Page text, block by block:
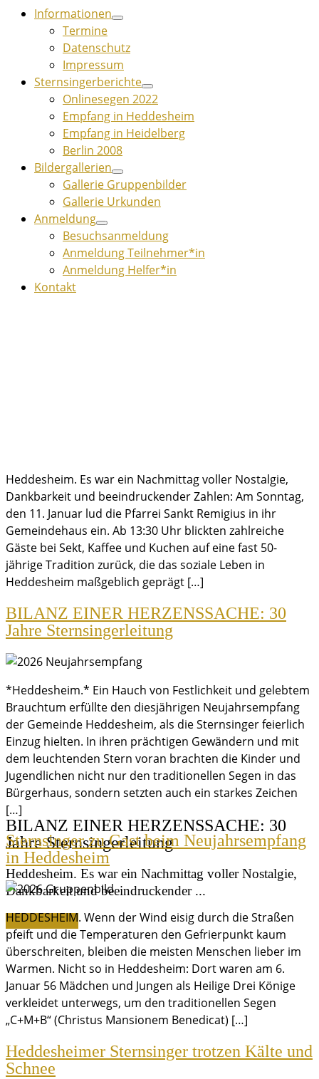
Informationen
Termine
Datenschutz
Impressum
Sternsingerberichte
Onlinesegen 2022
Empfang in Heddesheim
Empfang in Heidelberg
Berlin 2008
Bildergallerien
Gallerie Gruppenbilder
Gallerie Urkunden
Anmeldung
Besuchsanmeldung
Anmeldung Teilnehmer*in
Anmeldung Helfer*in
Kontakt
BILANZ EINER HERZENSSACHE: 30
Jahre Sternsingerleitung
Heddesheim. Es war ein Nachmittag voller Nostalgie,
Dankbarkeit und beeindruckender ...
Weiterlesen »
Heddesheim. Es war ein Nachmittag voller Nostalgie,
Dankbarkeit und beeindruckender Zahlen: Am Sonntag,
den 11. Januar lud die Pfarrei Sankt Remigius in ihr
Gemeindehaus ein. Ab 13:30 Uhr blickten zahlreiche
Gäste bei Sekt, Kaffee und Kuchen auf eine fast 50-
jährige Tradition zurück, die das soziale Leben in
Heddesheim maßgeblich geprägt […]
BILANZ EINER HERZENSSACHE: 30
Jahre Sternsingerleitung
*Heddesheim.* Ein Hauch von Festlichkeit und gelebtem
Brauchtum erfüllte den diesjährigen Neujahrsempfang
der Gemeinde Heddesheim, als die Sternsinger feierlich
Einzug hielten. In ihren prächtigen Gewändern und mit
dem leuchtenden Stern voran brachten die Kinder und
Jugendlichen nicht nur den traditionellen Segen in das
Bürgerhaus, sondern setzten auch ein starkes Zeichen
[…]
Sternsinger zu Gast beim Neujahrsempfang
in Heddesheim
HEDDESHEIM. Wenn der Wind eisig durch die Straßen
pfeift und die Temperaturen den Gefrierpunkt kaum
überschreiten, bleiben die meisten Menschen lieber im
Warmen. Nicht so in Heddesheim: Dort waren am 6.
Januar 56 Mädchen und Jungen als Heilige Drei Könige
verkleidet unterwegs, um den traditionellen Segen
„C+M+B“ (Christus Mansionem Benedicat) […]
Heddesheimer Sternsinger trotzen Kälte und
Schnee